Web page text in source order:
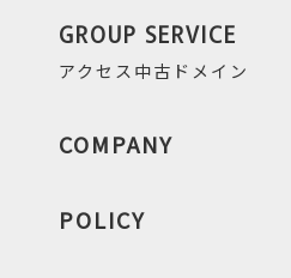
GROUP SERVICE
アクセス中古ドメイン
COMPANY
POLICY